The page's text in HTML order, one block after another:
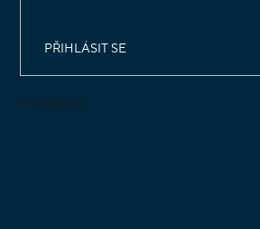
PŘIHLÁSIT SE
Instagram